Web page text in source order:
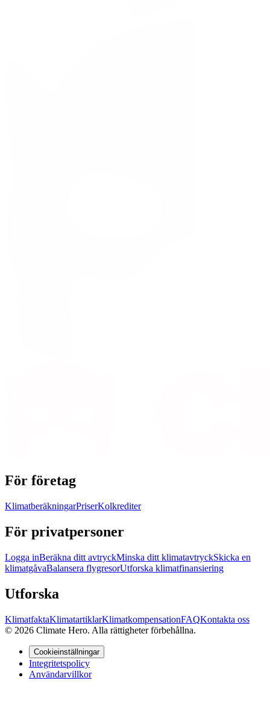
För företag
KlimatberäkningarPriserKolkrediter
För privatpersoner
Logga inBeräkna ditt avtryckMinska ditt klimatavtryckSkicka en
klimatgåvaBalansera flygresorUtforska klimatfinansiering
Utforska
KlimatfaktaKlimatartiklarKlimatkompensationFAQKontakta oss
© 2026 Climate Hero. Alla rättigheter förbehållna.
Cookieinställningar
Integritetspolicy
Användarvillkor